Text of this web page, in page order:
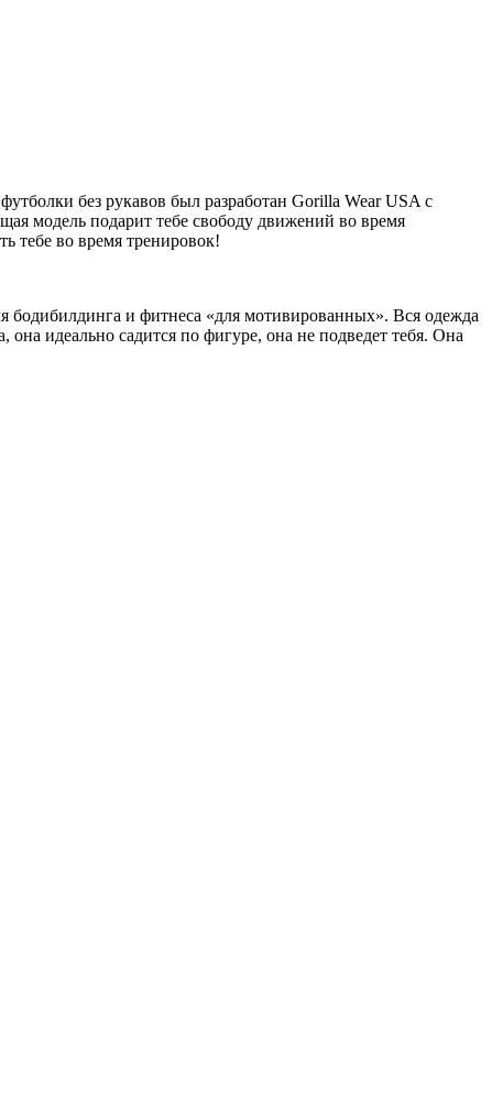
без рукавов был разработан Gorilla Wear USA с
модель подарит тебе свободу движений во время
тебе во время тренировок!
бодибилдинга и фитнеса «для мотивированных». Вся одежда
идеально садится по фигуре, она не подведет тебя. Она